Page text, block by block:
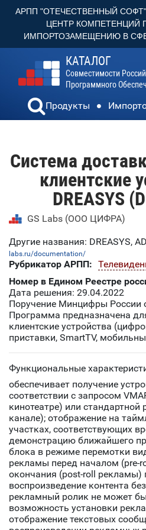
АРПП "ОТЕЧЕСТВЕННЫЙ СОФТ"
ЦЕНТР КОМПЕТЕНЦИЙ
ИМПОРТОЗАМЕЩЕНИЮ В
КАТАЛОГ
Совместимости
Программного
Продукты
Система
клиентские
DREASYS
GS Labs (ООО ЦИФРА)
Другие названия: DREASYS,
labs.ru/documentation/
Рубрикатор АРПП:
Номер в Едином Реестре
Дата решения: 29.04.2022
Поручение Минцифры России
Программа предназначена
клиентские устройства
приставки, SmartTV,
Функциональные
обеспечивает получение
соответствии с запросом
кинотеатре) или
канале); отображение на
участках, соответствующих
демонстрацию ближайшего
блока в режиме перемотки
рекламы перед началом (pre-
окончания (post-roll рекламы)
воспроизведение контента
рекламный ролик не может
возможность установки
отображение текстовых